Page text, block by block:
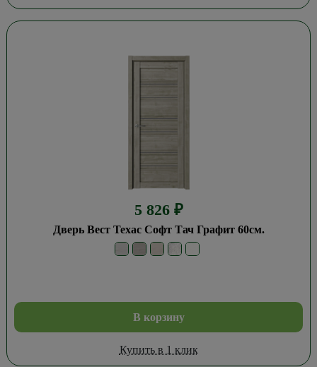
5 826 ₽
Дверь Вест Техас Софт Тач Графит 60см.
В корзину
Купить в 1 клик